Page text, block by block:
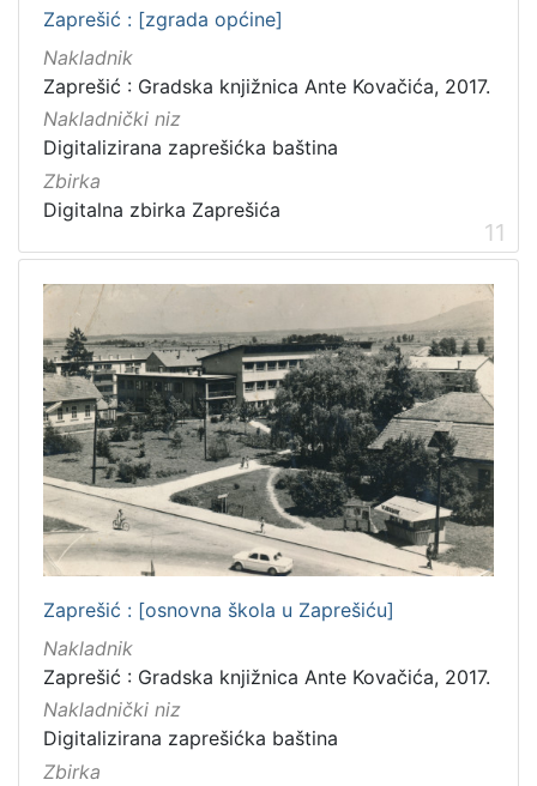
Zaprešić : [zgrada općine]
Nakladnik
Zaprešić : Gradska knjižnica Ante Kovačića, 2017.
Nakladnički niz
Digitalizirana zaprešićka baština
Zbirka
Digitalna zbirka Zaprešića
11
Zaprešić : [osnovna škola u Zaprešiću]
Nakladnik
Zaprešić : Gradska knjižnica Ante Kovačića, 2017.
Nakladnički niz
Digitalizirana zaprešićka baština
Zbirka